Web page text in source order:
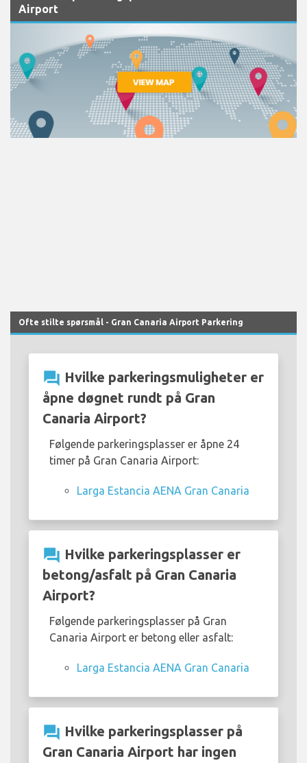
Airport
Ofte stilte spørsmål - Gran Canaria Airport Parkering
question_answer Hvilke parkeringsmuligheter er
åpne døgnet rundt på Gran
Canaria Airport?
Følgende parkeringsplasser er åpne 24
timer på Gran Canaria Airport:
Larga Estancia AENA Gran Canaria
question_answer Hvilke parkeringsplasser er
betong/asfalt på Gran Canaria
Airport?
Følgende parkeringsplasser på Gran
Canaria Airport er betong eller asfalt:
Larga Estancia AENA Gran Canaria
question_answer Hvilke parkeringsplasser på
Gran Canaria Airport har ingen